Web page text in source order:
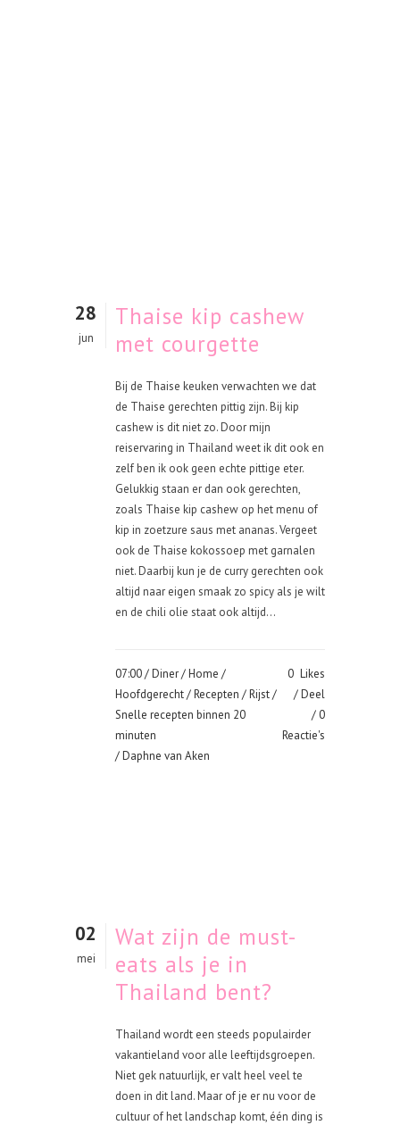
28
jun
Thaise kip cashew
met courgette
Bij de Thaise keuken verwachten we dat
de Thaise gerechten pittig zijn. Bij kip
cashew is dit niet zo. Door mijn
reiservaring in Thailand weet ik dit ook en
zelf ben ik ook geen echte pittige eter.
Gelukkig staan er dan ook gerechten,
zoals Thaise kip cashew op het menu of
kip in zoetzure saus met ananas. Vergeet
ook de Thaise kokossoep met garnalen
niet. Daarbij kun je de curry gerechten ook
altijd naar eigen smaak zo spicy als je wilt
en de chili olie staat ook altijd...
07:00 /Diner/Home /
Hoofdgerecht/Recepten /Rijst/
Snelle recepten binnen 20
minuten
/ Daphne van Aken
0 Likes
Deel
0
Reactie's
02
mei
Wat zijn de must-
eats als je in
Thailand bent?
Thailand wordt een steeds populairder
vakantieland voor alle leeftijdsgroepen.
Niet gek natuurlijk, er valt heel veel te
doen in dit land. Maar of je er nu voor de
cultuur of het landschap komt, één ding is